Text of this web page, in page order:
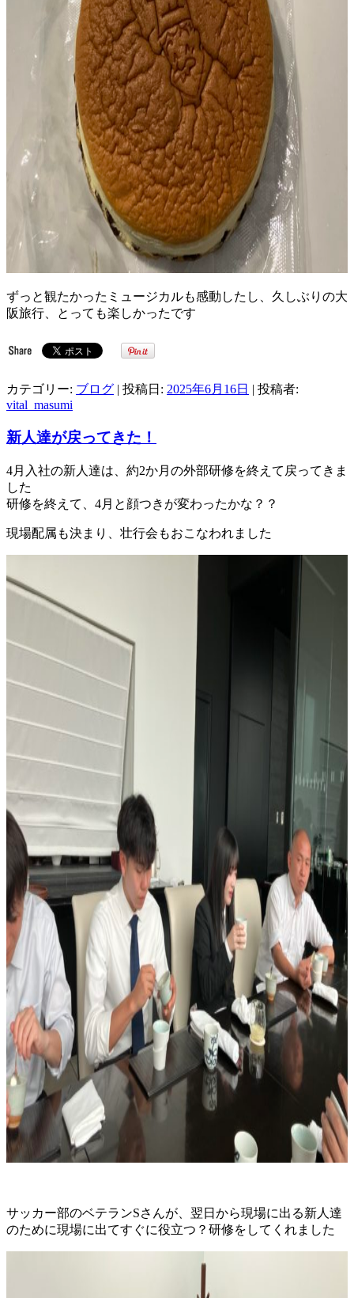
ずっと観たかったミュージカルも感動したし、久しぶりの大
阪旅行、とっても楽しかったです
カテゴリー: ブログ | 投稿日: 2025年6月16日 | 投稿者:
vital_masumi
新人達が戻ってきた！
4月入社の新人達は、約2か月の外部研修を終えて戻ってきま
した
研修を終えて、4月と顔つきが変わったかな？？
現場配属も決まり、壮行会もおこなわれました
サッカー部のベテランSさんが、翌日から現場に出る新人達
のために現場に出てすぐに役立つ？研修をしてくれました